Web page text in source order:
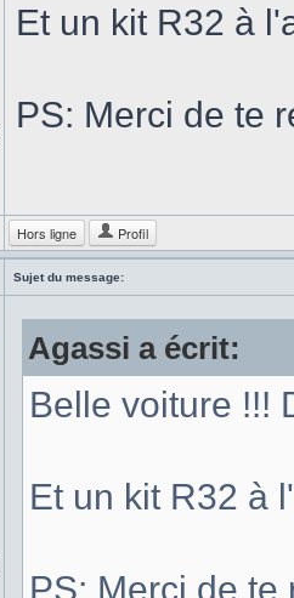
Et un kit R32 à
PS: Merci de te
Hors ligne Profil
Sujet du message:
Agassi a écrit:
Belle voiture !!!
Et un kit R32 à
PS: Merci de te